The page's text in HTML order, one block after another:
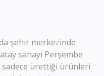
şehir merkezinde
sanayi Perşembe
sadece ürettiği ürünleri